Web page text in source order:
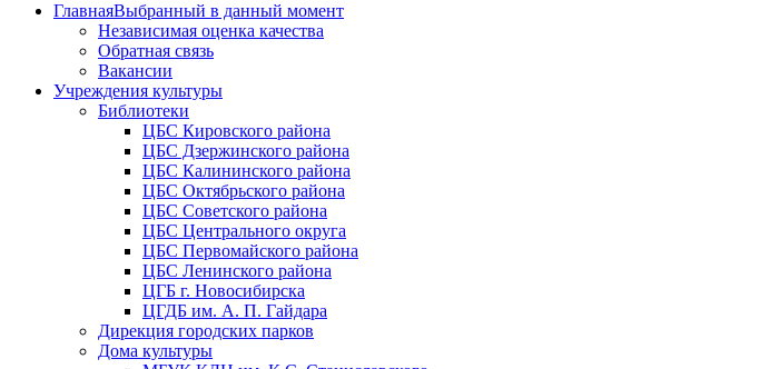
ГлавнаяВыбранный в данный момент
Независимая оценка качества
Обратная связь
Вакансии
Учреждения культуры
Библиотеки
ЦБС Кировского района
ЦБС Дзержинского района
ЦБС Калининского района
ЦБС Октябрьского района
ЦБС Советского района
ЦБС Центрального округа
ЦБС Первомайского района
ЦБС Ленинского района
ЦГБ г. Новосибирска
ЦГДБ им. А. П. Гайдара
Дирекция городских парков
Дома культуры